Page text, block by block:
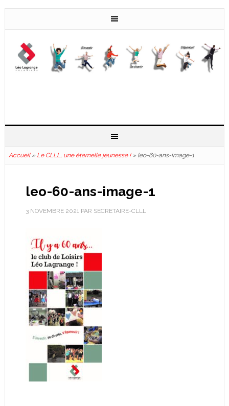
Accueil» Le CLLL, une éternelle jeunesse !» leo-60-ans-image-1
leo-60-ans-image-1
3 NOVEMBRE 2021PAR SECRETAIRE-CLLL